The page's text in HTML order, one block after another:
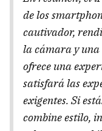
de los
cautivador,
la cámara y
ofrece una
satisfará las
exigentes. Si
combine estilo,